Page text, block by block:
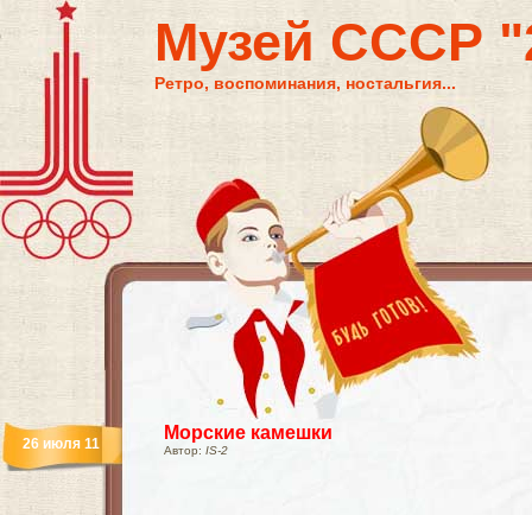
Музей СССР
Ретро, воспоминания, ностальгия...
Морские камешки
Автор: IS-2
26 июля 11